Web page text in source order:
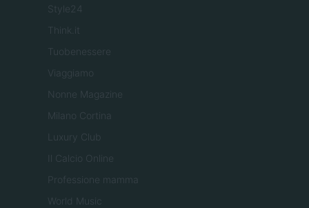
Style24
Think.it
Tuobenessere
Viaggiamo
Nonne Magazine
Milano Cortina
Luxury Club
Il Calcio Online
Professione mamma
World Music